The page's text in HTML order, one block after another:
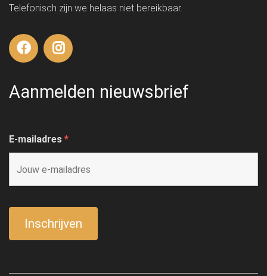
Telefonisch zijn we helaas niet bereikbaar.
Aanmelden nieuwsbrief
E-mailadres *